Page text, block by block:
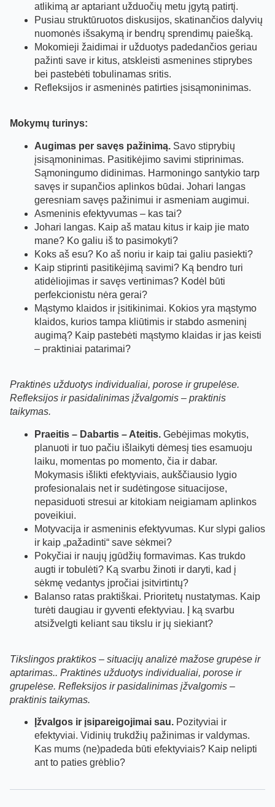
atlikimą ar aptariant užduočių metu įgytą patirtį.
Pusiau struktūruotos diskusijos, skatinančios dalyvių
nuomonės išsakymą ir bendrų sprendimų paiešką.
Mokomieji žaidimai ir užduotys padedančios geriau
pažinti save ir kitus, atskleisti asmenines stiprybes
bei pastebėti tobulinamas sritis.
Refleksijos ir asmeninės patirties įsisąmoninimas.
Mokymų turinys:
Augimas per savęs pažinimą. Savo stiprybių
įsisąmoninimas. Pasitikėjimo savimi stiprinimas.
Sąmoningumo didinimas. Harmoningo santykio tarp
savęs ir supančios aplinkos būdai. Johari langas
geresniam savęs pažinimui ir asmeniam augimui.
Asmeninis efektyvumas – kas tai?
Johari langas. Kaip aš matau kitus ir kaip jie mato
mane? Ko galiu iš to pasimokyti?
Koks aš esu? Ko aš noriu ir kaip tai galiu pasiekti?
Kaip stiprinti pasitikėjimą savimi? Ką bendro turi
atidėliojimas ir savęs vertinimas? Kodėl būti
perfekcionistu nėra gerai?
Mąstymo klaidos ir įsitikinimai. Kokios yra mąstymo
klaidos, kurios tampa kliūtimis ir stabdo asmeninį
augimą? Kaip pastebėti mąstymo klaidas ir jas keisti
– praktiniai patarimai?
Praktinės užduotys individualiai, porose ir grupelėse.
Refleksijos ir pasidalinimas įžvalgomis – praktinis
taikymas.
Praeitis – Dabartis – Ateitis. Gebėjimas mokytis,
planuoti ir tuo pačiu išlaikyti dėmesį ties esamuoju
laiku, momentas po momento, čia ir dabar.
Mokymasis išlikti efektyviais, aukščiausio lygio
profesionalais net ir sudėtingose situacijose,
nepasiduoti stresui ar kitokiam neigiamam aplinkos
poveikiui.
Motyvacija ir asmeninis efektyvumas. Kur slypi galios
ir kaip „pažadinti“ save sėkmei?
Pokyčiai ir naujų įgūdžių formavimas. Kas trukdo
augti ir tobulėti? Ką svarbu žinoti ir daryti, kad į
sėkmę vedantys įpročiai įsitvirtintų?
Balanso ratas praktiškai. Prioritetų nustatymas. Kaip
turėti daugiau ir gyventi efektyviau. Į ką svarbu
atsižvelgti keliant sau tikslu ir jų siekiant?
Tikslingos praktikos – situacijų analizė mažose grupėse ir
aptarimas.. Praktinės užduotys individualiai, porose ir
grupelėse. Refleksijos ir pasidalinimas įžvalgomis –
praktinis taikymas.
Įžvalgos ir įsipareigojimai sau. Pozityviai ir
efektyviai. Vidinių trukdžių pažinimas ir valdymas.
Kas mums (ne)padeda būti efektyviais? Kaip nelipti
ant to paties grėblio?